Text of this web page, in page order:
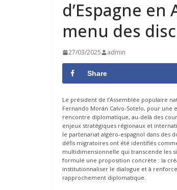
d’Espagne
menu des
27/03/2025 admin
Share
Le président de l’Assemblée populaire
Fernando Morán Calvo-Sotelo, pour
rencontre diplomatique, au-delà des
enjeux stratégiques régionaux et
le partenariat algéro-espagnol dans des
défis migratoires ont été identifiés
multidimensionnelle qui transcende les
formulé une proposition concrète : la
institutionnaliser le dialogue et à
rapprochement diplomatique.